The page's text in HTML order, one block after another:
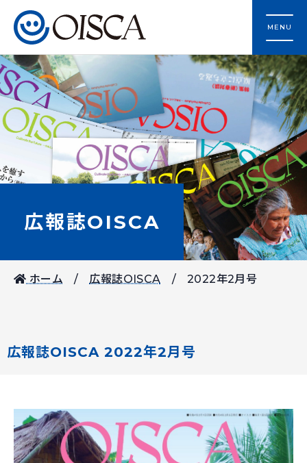
MENU
広報誌OISCA
ホーム 広報誌OISCA 2022年2月号
広報誌OISCA 2022年2月号